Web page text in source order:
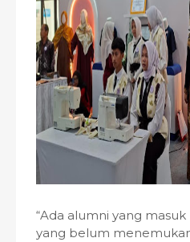
“Ada alumni yang
yang belum